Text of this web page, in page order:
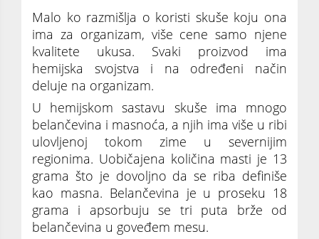
Malo ko razmišlja o koristi skuše koju ona
ima za organizam, više cene samo njene
kvalitete ukusa. Svaki proizvod ima
hemijska svojstva i na određeni način
deluje na organizam.
U hemijskom sastavu skuše ima mnogo
belančevina i masnoća, a njih ima više u ribi
ulovljenoj tokom zime u severnijim
regionima. Uobičajena količina masti je 13
grama što je dovoljno da se riba definiše
kao masna. Belančevina je u proseku 18
grama i apsorbuju se tri puta brže od
belančevina u goveđem mesu.